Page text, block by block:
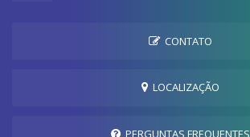
CONTATO
LOCALIZAÇÃO
PERGUNTAS FREQUENTES